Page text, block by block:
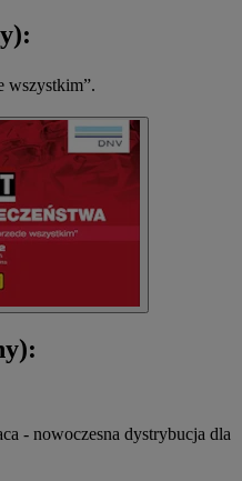
wszystkim”.
- nowoczesna dystrybucja dla